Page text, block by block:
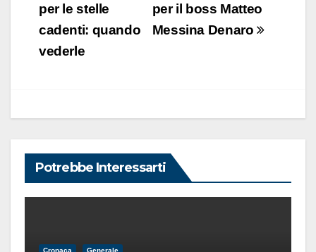
per il boss Matteo
Messina Denaro
per le stelle
cadenti: quando
vederle
Potrebbe Interessarti
Cronaca Generale